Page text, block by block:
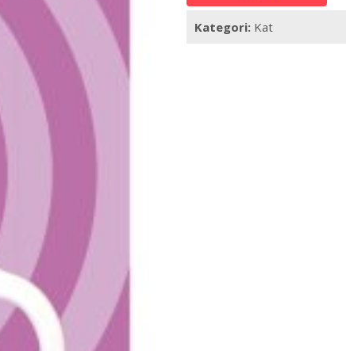
Kategori: Kat